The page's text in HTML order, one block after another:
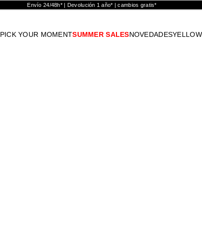
Envío 24/48h* | Devolución 1 año* | cambios gratis*
PICK YOUR MOMENTSUMMER SALESNOVEDADES